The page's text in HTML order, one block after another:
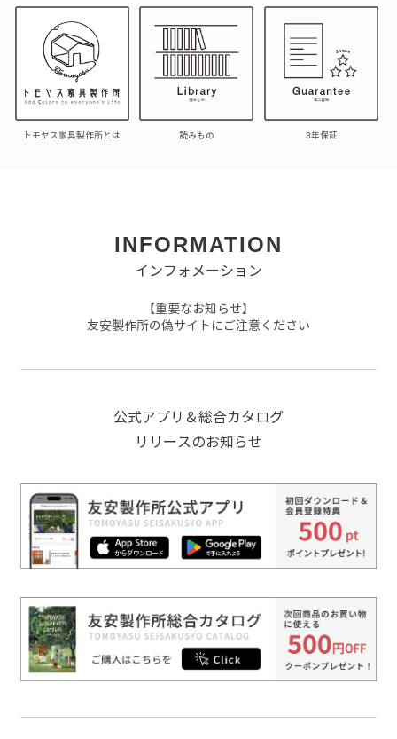
トモヤス家具製作所とは 読みもの 3年保証
INFORMATION
インフォメーション
【重要なお知らせ】
友安製作所の偽サイトにご注意ください
公式アプリ＆総合カタログ
リリースのお知らせ